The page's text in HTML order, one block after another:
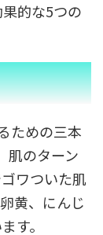
的な5つの
ための三本
肌のターン
ワついた肌
黄、にんじ
す。